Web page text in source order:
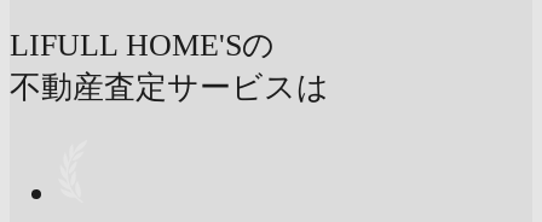
LIFULL HOME'Sの
不動産査定サービスは